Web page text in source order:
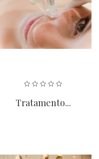
Tratamento...